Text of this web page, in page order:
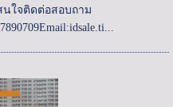
ใจติดต่อสอบถาม